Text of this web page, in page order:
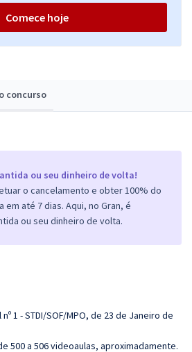
concurso
ou seu dinheiro de volta!
o cancelamento e obter 100% do
em até 7 dias. Aqui, no Gran, é
ou seu dinheiro de volta.
1 - STDI/SOF/MPO, de 23 de Janeiro de
500 a 506 videoaulas, aproximadamente.
Comece hoje